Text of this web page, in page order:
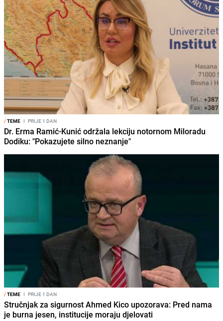
/TEME I PRIJE 1 DAN
Dr. Erma Ramić-Kunić održala lekciju notornom Miloradu
Dodiku: "Pokazujete silno neznanje"
/TEME I PRIJE 1 DAN
Stručnjak za sigurnost Ahmed Kico upozorava: Pred nama
je burna jesen, institucije moraju djelovati